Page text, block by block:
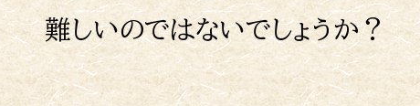
難しいのではないでしょうか？